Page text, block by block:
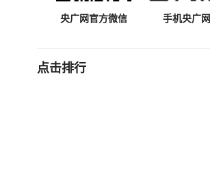
央广网官方微信 手机央广网
点击排行